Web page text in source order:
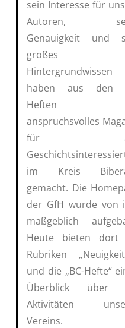
sein Interesse für
Autoren,
Genauigkeit und
großes
Hintergrundwissen
haben aus den
Heften
anspruchsvolles
für
im Kreis
gemacht. Die
der GfH wurde von
maßgeblich
Heute bieten dort
Rubriken
und die „BC-Hefte“
Überblick über
Aktivitäten
Vereins.